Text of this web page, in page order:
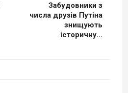
Забудовники з
числа друзів Путіна
знищують
історичну...